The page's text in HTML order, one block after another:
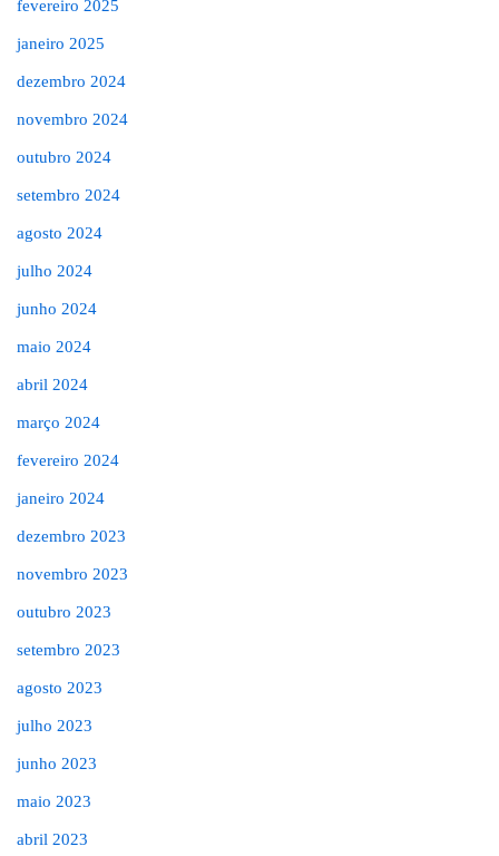
fevereiro 2025
janeiro 2025
dezembro 2024
novembro 2024
outubro 2024
setembro 2024
agosto 2024
julho 2024
junho 2024
maio 2024
abril 2024
março 2024
fevereiro 2024
janeiro 2024
dezembro 2023
novembro 2023
outubro 2023
setembro 2023
agosto 2023
julho 2023
junho 2023
maio 2023
abril 2023